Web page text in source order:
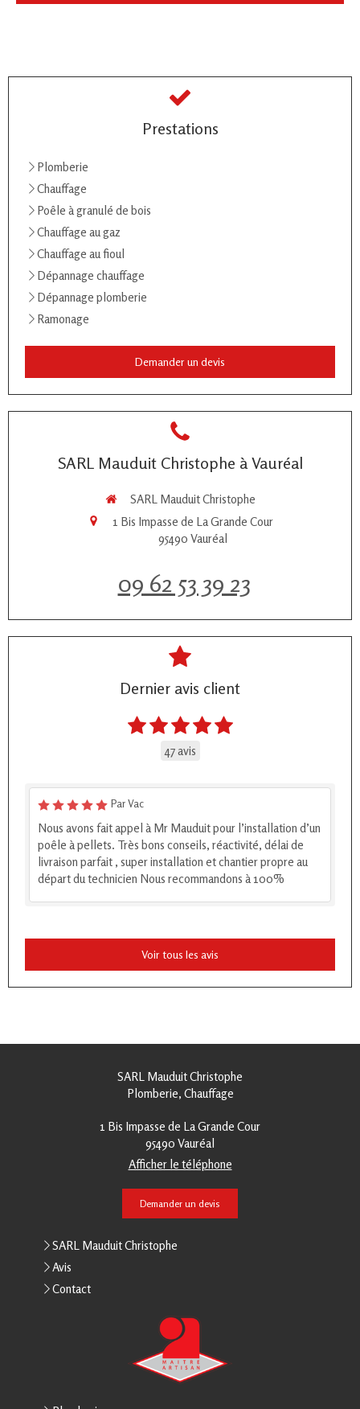
Prestations
Plomberie
Chauffage
Poêle à granulé de bois
Chauffage au gaz
Chauffage au fioul
Dépannage chauffage
Dépannage plomberie
Ramonage
Demander un devis
SARL Mauduit Christophe à Vauréal
SARL Mauduit Christophe
1 Bis Impasse de La Grande Cour
95490 Vauréal
09 62 53 39 23
Dernier avis client
47 avis
Par Vac
Nous avons fait appel à Mr Mauduit pour l’installation d’un
poêle à pellets. Très bons conseils, réactivité, délai de
livraison parfait , super installation et chantier propre au
départ du technicien Nous recommandons à 100%
Voir tous les avis
SARL Mauduit Christophe
Plomberie, Chauffage
1 Bis Impasse de La Grande Cour
95490 Vauréal
Afficher le téléphone
Demander un devis
SARL Mauduit Christophe
Avis
Contact